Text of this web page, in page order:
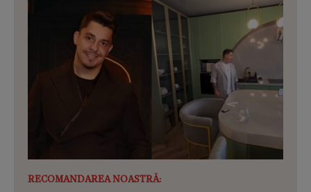
RECOMANDAREA NOASTRĂ: